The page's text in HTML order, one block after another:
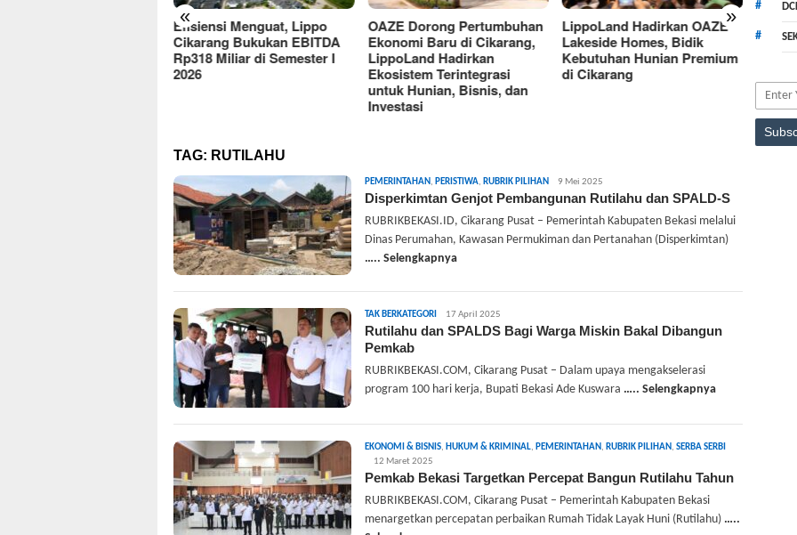
« »
Efisiensi Menguat, Lippo
Cikarang Bukukan EBITDA
Rp318 Miliar di Semester I
2026
OAZE Dorong Pertumbuhan
Ekonomi Baru di Cikarang,
LippoLand Hadirkan
Ekosistem Terintegrasi
untuk Hunian, Bisnis, dan
Investasi
LippoLand Hadirkan OAZE
Lakeside Homes, Bidik
Kebutuhan Hunian Premium
di Cikarang
Lippo
TAG: RUTILAHU
PEMERINTAHAN, PERISTIWA, RUBRIK PILIHAN admin
9 Mei 2025
Disperkimtan Genjot Pembangunan Rutilahu dan SPALD-S
RUBRIKBEKASI.ID, Cikarang Pusat – Pemerintah Kabupaten Bekasi melalui
Dinas Perumahan, Kawasan Permukiman dan Pertanahan (Disperkimtan)
….. Selengkapnya
TAK BERKATEGORI admin
17 April 2025
Rutilahu dan SPALDS Bagi Warga Miskin Bakal Dibangun
Pemkab
RUBRIKBEKASI.COM, Cikarang Pusat – Dalam upaya mengakselerasi
program 100 hari kerja, Bupati Bekasi Ade Kuswara ….. Selengkapnya
EKONOMI & BISNIS, HUKUM & KRIMINAL, PEMERINTAHAN, RUBRIK PILIHAN, SERBA SERBI
12 Maret 2025
Pemkab Bekasi Targetkan Percepat Bangun Rutilahu Tahun
RUBRIKBEKASI.COM, Cikarang Pusat – Pemerintah Kabupaten Bekasi
menargetkan percepatan perbaikan Rumah Tidak Layak Huni (Rutilahu) …..